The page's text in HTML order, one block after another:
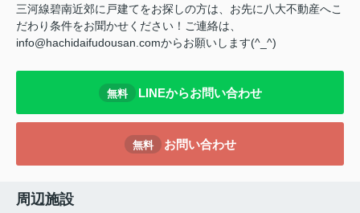
三河線碧南近郊に戸建てをお探しの方は、お先に八大不動産へこ
だわり条件をお聞かせください！ご連絡は、
info@hachidaifudousan.comからお願いします(^_^)
無料 LINEからお問い合わせ
無料 お問い合わせ
周辺施設